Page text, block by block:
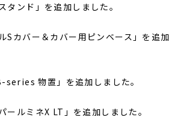
タンド」を追加しました。
Sカバー＆カバー用ピンベース」を追加
series 物置」を追加しました。
ールミネX LT」を追加しました。